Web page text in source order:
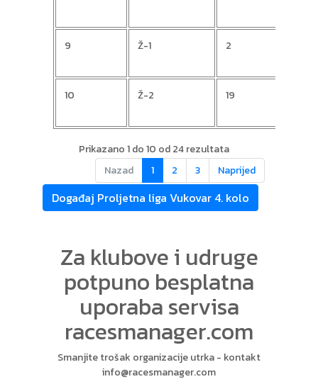
9 Ž-1 2
10 Ž-2 19
Prikazano 1 do 10 od 24 rezultata
Nazad
1 2 3 Naprijed
Događaj Proljetna liga Vukovar 4. kolo
Za klubove i udruge
potpuno besplatna
uporaba servisa
racesmanager.com
Smanjite trošak organizacije utrka - kontakt
info@racesmanager.com